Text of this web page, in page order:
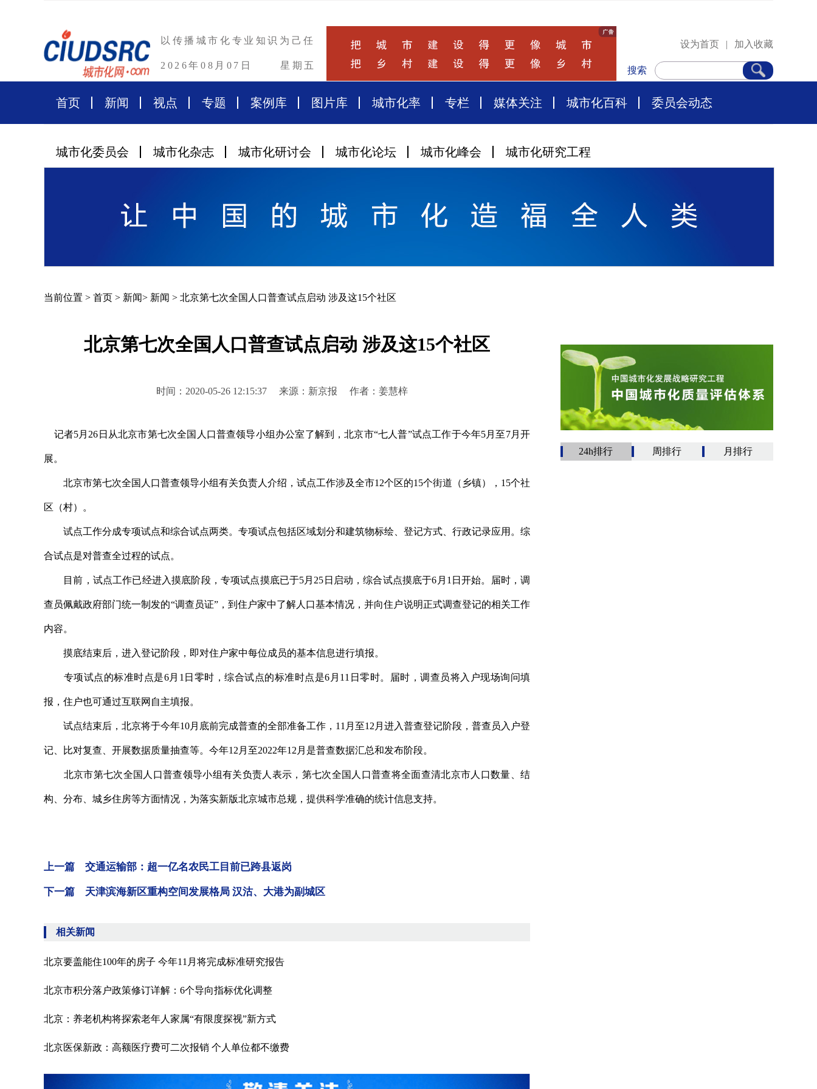
以传播城市化专业知识为己任
2026年08月07日 星期五
设为首页 | 加入收藏
搜索
首页 新闻 视点 专题 案例库 图片库 城市化率 专栏 媒体关注 城市化百科 委员会动态
城市化委员会 城市化杂志 城市化研讨会 城市化论坛 城市化峰会 城市化研究工程
当前位置 > 首页 > 新闻> 新闻 > 北京第七次全国人口普查试点启动 涉及这15个社区
北京第七次全国人口普查试点启动 涉及这15个社区
时间：2020-05-26 12:15:37 来源：新京报 作者：姜慧梓
记者5月26日从北京市第七次全国人口普查领导小组办公室了解到，北京市“七人普”试点工作于今年5月至7月开
展。
北京市第七次全国人口普查领导小组有关负责人介绍，试点工作涉及全市12个区的15个街道（乡镇），15个社
区（村）。
试点工作分成专项试点和综合试点两类。专项试点包括区域划分和建筑物标绘、登记方式、行政记录应用。综
合试点是对普查全过程的试点。
目前，试点工作已经进入摸底阶段，专项试点摸底已于5月25日启动，综合试点摸底于6月1日开始。届时，调
查员佩戴政府部门统一制发的“调查员证”，到住户家中了解人口基本情况，并向住户说明正式调查登记的相关工作
内容。
摸底结束后，进入登记阶段，即对住户家中每位成员的基本信息进行填报。
专项试点的标准时点是6月1日零时，综合试点的标准时点是6月11日零时。届时，调查员将入户现场询问填
报，住户也可通过互联网自主填报。
试点结束后，北京将于今年10月底前完成普查的全部准备工作，11月至12月进入普查登记阶段，普查员入户登
记、比对复查、开展数据质量抽查等。今年12月至2022年12月是普查数据汇总和发布阶段。
北京市第七次全国人口普查领导小组有关负责人表示，第七次全国人口普查将全面查清北京市人口数量、结
构、分布、城乡住房等方面情况，为落实新版北京城市总规，提供科学准确的统计信息支持。
上一篇 交通运输部：超一亿名农民工目前已跨县返岗
下一篇 天津滨海新区重构空间发展格局 汉沽、大港为副城区
相关新闻
北京要盖能住100年的房子 今年11月将完成标准研究报告
北京市积分落户政策修订详解：6个导向指标优化调整
北京：养老机构将探索老年人家属“有限度探视”新方式
北京医保新政：高额医疗费可二次报销 个人单位都不缴费
24h排行 周排行 月排行